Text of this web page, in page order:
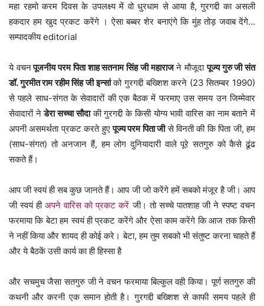
महा रहमो करम दिवस के उपलक्ष्य में वो धुरधाम से आया है, गुरगद्दी का असली
हकदार हम खुद प्रकट करेंगे । ऐसा बब्बर शेर बनाएंगे कि मुंह तोड़ जवाब देंगे…
सम्पादकीय editorial
ये वचनपूजनीय परम पिता शाह सतनाम सिंह जी महाराजने मौजूदापूज्य गुरु जी संत
डॉ. गुरमीत राम रहीम सिंह जी इन्सांको गुरगद्दी बख्शिश करने (23 सितम्बर 1990)
से पहले साध-संगत के सेवादारों की एक बैठक में फरमाए उस समय उन जिम्मेवार
सेवादारों नेडेरा सच्चा सौदाकी गुरगद्दी के किसी योग्य भावी वारिस का नाम बताने में
अपनी असमर्थता प्रकट करते हुएपूज्य परम पिता जीसे विनती की कि पिता जी, हम
(साध-संगत) तो अनजान हैं, हम लोग दुनियादारी वाले पूरे सतगुरु को कैसे ढूंढ
सकते हैं।
आप जी स्वयं ही सब कुछ जानते हैं। आप जी जो करेंगे हमें सबको मंजूर है जी। आप
जी स्वयं हीअपने वारिस को प्रकट करें जी। तो सच्चे पातशाह जी ने स्पष्ट वचन
फरमाया कि बेटा हम स्वयं ही प्रकट करेंगे और ऐसा काम करेंगे कि आज तक किसी
ने नहीं किया और शायद ही कोई करे। बेटा, हम तुम सबको भी संतुष्ट करना चाहते हैं
और ये बैठकें उसी कार्य का ही हिस्सा है
और सचमुच जैसा सतगुरु जी ने वचन फरमाया बिल्कुल वही किया। पूर्ण सतगुरु की
कथनी और करनी एक समान होती है। गुरगद्दी बख्शिश से काफी समय पहले ही